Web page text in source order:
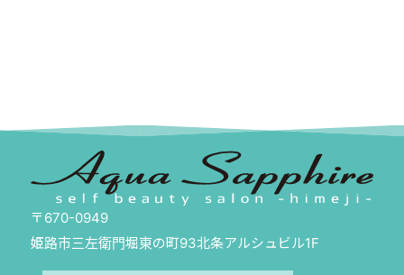
〒670-0949
姫路市三左衛門堀東の町93北条アルシュビル1F